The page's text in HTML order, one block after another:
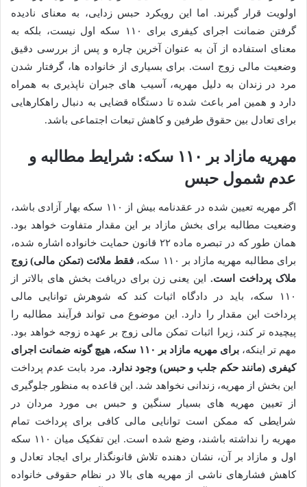
اولویت قرار گیرند. اما این رویکرد حبس زدایی، به معنای نادیده
گرفتن ضمانت اجرای کیفری برای ۱۱۰ سکه اول نیست، بلکه به
معنای استفاده از آن به عنوان آخرین چاره و پس از بررسی دقیق
وضعیت مالی زوج است. برای بسیاری از خانواده ها، گرفتار شدن
مرد در زندان به دلیل مهریه، آسیب های جبران ناپذیری به همراه
دارد و همین امر باعث شده تا دستگاه قضایی به دنبال راهکارهایی
برای تعادل بین حقوق طرفین و کاهش تبعات اجتماعی باشد.
مهریه مازاد بر ۱۱۰ سکه: شرایط مطالبه و
عدم شمول حبس
اگر مهریه تعیین شده در عقدنامه بیش از ۱۱۰ سکه بهار آزادی باشد،
وضعیت مطالبه برای بخش مازاد بر این مقدار متفاوت خواهد بود.
همان طور که در تبصره ماده ۲۲ قانون حمایت خانواده اشاره شده،
برای مطالبه مهریه مازاد بر ۱۱۰ سکه،
فقط ملائت (تمکن مالی) زوج
ملاک پرداخت است.این یعنی زن برای دریافت بخش های بالاتر از
۱۱۰ سکه، باید در دادگاه اثبات کند که شوهرش توانایی مالی
پرداخت این مقدار را دارد. این موضوع می تواند فرآیند مطالبه را
پیچیده تر کند، زیرا اثبات تمکن مالی زوج بر عهده زوجه خواهد بود.
مهم تر اینکه،
برای مهریه مازاد بر ۱۱۰ سکه، هیچ گونه ضمانت اجرای
کیفری (مانند حکم جلب و حبس) وجود ندارد. مرد بابت عدم پرداخت
این بخش از مهریه، زندانی نخواهد شد. این قاعده به منظور جلوگیری
از تعیین مهریه های بسیار سنگین و حبس بی مورد مردان در
شرایطی که ممکن است توانایی مالی کافی برای پرداخت تمام
مهریه را نداشته باشند، وضع شده است. این تفکیک میان ۱۱۰ سکه
اول و مازاد بر آن، نشان دهنده تلاش قانونگذار برای ایجاد تعادل و
کاهش فشارهای ناشی از مهریه های بالا در نظام حقوقی خانواده